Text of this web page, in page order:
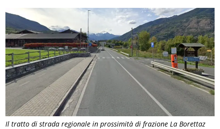
Il tratto di strada regionale in prossimità di frazione La Borettaz